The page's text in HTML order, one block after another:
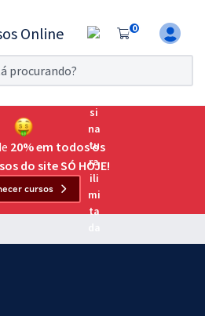
0
por 7 dias!
para o Exame da
para as principais
20% em todos os
do site SÓ HOJE!
cursos